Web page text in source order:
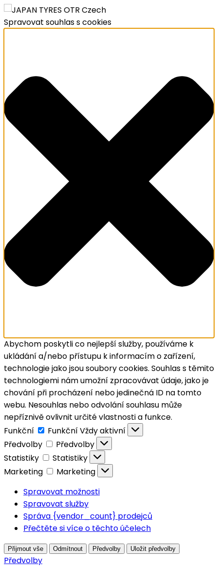
Spravovat souhlas s cookies
Abychom poskytli co nejlepší služby, používáme k
ukládání a/nebo přístupu k informacím o zařízení,
technologie jako jsou soubory cookies. Souhlas s těmito
technologiemi nám umožní zpracovávat údaje, jako je
chování při procházení nebo jedinečná ID na tomto
webu. Nesouhlas nebo odvolání souhlasu může
nepříznivě ovlivnit určité vlastnosti a funkce.
Funkční
FunkčníVždy aktivní
Předvolby
Předvolby
Statistiky
Statistiky
Marketing
Marketing
Spravovat možnosti
Spravovat služby
Správa {vendor_count} prodejců
Přečtěte si více o těchto účelech
Přijmout vše Odmítnout Předvolby Uložit předvolby
Předvolby